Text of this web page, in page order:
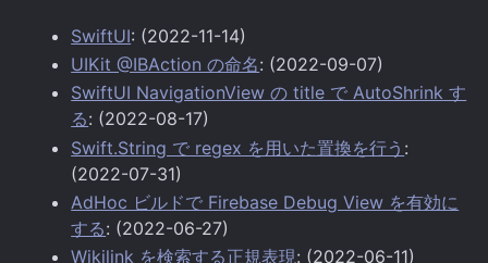
SwiftUI: (2022-11-14)
UIKit @IBAction の命名: (2022-09-07)
SwiftUI NavigationView の title で AutoShrink す
る: (2022-08-17)
Swift.String で regex を用いた置換を行う :
(2022-07-31)
AdHoc ビルドで Firebase Debug View を有効に
する: (2022-06-27)
Wikilink を検索する正規表現: (2022-06-11)